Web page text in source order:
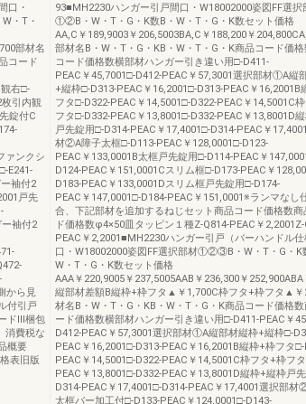
口・
・T・
部材名
コード
右□-
枚引内観
錠付C
ァンクシ
E241-
袖付2
戸先
ー袖付2
から見
付引戸
ドⅢ梱包
消費税な
概要
表旧版
93■MH2230ハンガー引戸間口・W18002000姿図FF選択
①②B・W・T・G・K数B・W・T・G・K数セット価格
AA,C￥189,9003￥206,5003BA,C￥188,200￥
部材名B・W・T・G・KB・W・T・G・K商品コード価
コード価格数横部材ハンガー引き違い用□-D411-
PEAC￥45,7001□-D412-PEAC￥57,3001選択部材①A縦
+縦枠□-D313-PEAC￥16,2001□-D313-PEAC￥16,2001B
フタ□-D322-PEAC￥14,5001□-D322-PEAC￥14,5001C
フタ□-D332-PEAC￥13,8001□-D332-PEAC￥13,8001D
戸先錠用□-D314-PEAC￥17,4001□-D314-PEAC￥
材②A障子太框□-D113-PEAC￥128,0001□-D123-
PEAC￥133,0001B太框戸先錠用□-D114-PEAC￥
D124-PEAC￥151,0001Cスリム框□-D173-PEAC￥
D183-PEAC￥133,0001Dスリム框戸先錠用□-D174-
PEAC￥147,0001□-D184-PEAC￥151,0001※ランマなし
合、下記部材を追加するねじセット商品コード価格数商
ド価格数φ4×50皿タッピン１種Z-Q814-PEAC￥2,2001Z-
PEAC￥2,2001■MH2230ハンガー引戸（バーハンドル仕
口・W18002000姿図FF選択部材①②③B・W・T・G・K
W・T・G・K数セット価格
AAA￥220,9005￥237,5005AAB￥236,300￥
縦部材差額B縦枠+枠フタ▲￥1,700C枠フタ+枠フタ▲￥
材名B・W・T・G・KB・W・T・G・K商品コード価格数
ード価格数横部材ハンガー引き違い用□-D411-PEAC￥
D412-PEAC￥57,3001選択部材①A縦部材縦枠+縦枠□-
PEAC￥16,2001□-D313-PEAC￥16,2001B縦枠+枠フタ□-
PEAC￥14,5001□-D322-PEAC￥14,5001C枠フタ+枠フ
PEAC￥13,8001□-D332-PEAC￥13,8001D縦枠+縦枠戸
D314-PEAC￥17,4001□-D314-PEAC￥17,4001選択部材
太框バー加工付□-D133-PEAC￥124,0001□-D143-